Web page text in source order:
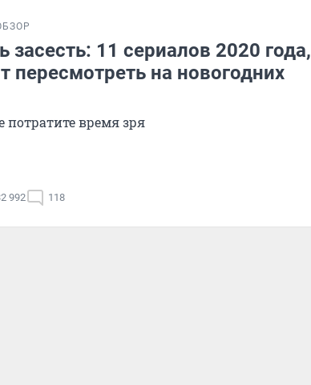
засесть: 11 сериалов 2020 года,
пересмотреть на новогодних
время зря
992 118